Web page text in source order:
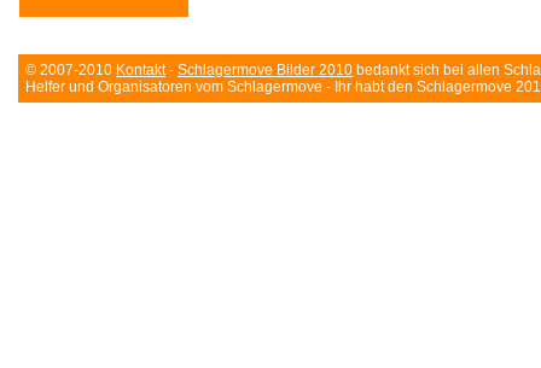
© 2007-2010 Kontakt- Schlagermove Bilder 2010 bedankt sich bei allen
Helfer und Organisatoren vom Schlagermove - Ihr habt den Schlagermove